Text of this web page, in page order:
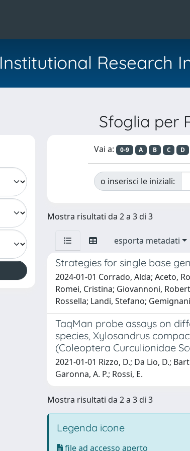
Institutional Research
Sfoglia per
Vai a: 0-9 A B C D
o inserisci le iniziali:
Mostra risultati da 2 a 3 di 3
esporta metadati
Strategies for single base
2024-01-01 Corrado, Alda; Aceto,
Romei, Cristina; Giovannoni,
Rossella; Landi, Stefano;
TaqMan probe assays on
species, Xylosandrus
(Coleoptera Curculionidae
2021-01-01 Rizzo, D.; Da Lio, D.;
Garonna, A. P.; Rossi, E.
Mostra risultati da 2 a 3 di 3
Legenda icone
file ad accesso aperto